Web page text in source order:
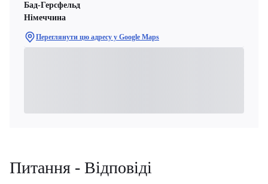
Бад-Герсфельд
Німеччина
Переглянути цю адресу у Google Maps
Питання - Відповіді